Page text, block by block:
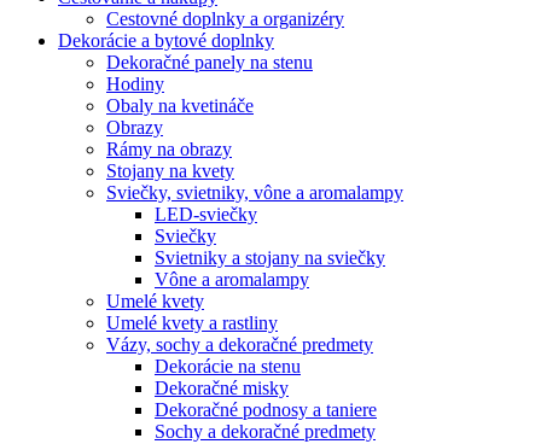
Cestovné doplnky a organizéry
Dekorácie a bytové doplnky
Dekoračné panely na stenu
Hodiny
Obaly na kvetináče
Obrazy
Rámy na obrazy
Stojany na kvety
Sviečky, svietniky, vône a aromalampy
LED-sviečky
Sviečky
Svietniky a stojany na sviečky
Vône a aromalampy
Umelé kvety
Umelé kvety a rastliny
Vázy, sochy a dekoračné predmety
Dekorácie na stenu
Dekoračné misky
Dekoračné podnosy a taniere
Sochy a dekoračné predmety